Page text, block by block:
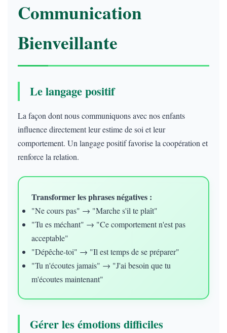
Communication
Bienveillante
Le langage positif
La façon dont nous communiquons avec nos enfants
influence directement leur estime de soi et leur
comportement. Un langage positif favorise la coopération et
renforce la relation.
Transformer les phrases négatives :
"Ne cours pas" → "Marche s'il te plaît"
"Tu es méchant" → "Ce comportement n'est pas
acceptable"
"Dépêche-toi" → "Il est temps de se préparer"
"Tu n'écoutes jamais" → "J'ai besoin que tu
m'écoutes maintenant"
Gérer les émotions difficiles